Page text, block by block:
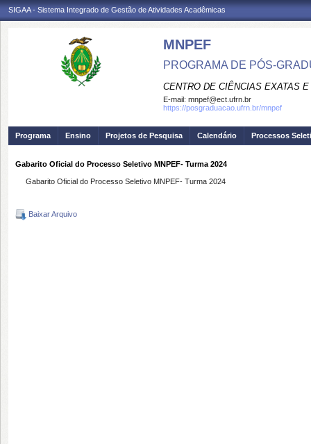
SIGAA - Sistema Integrado de Gestão de Atividades Acadêmicas
MNPEF
PROGRAMA DE PÓS-
CENTRO DE CIÊNCIAS EXATAS
E-mail: mnpef@ect.ufrn.br
https://posgraduacao.ufrn.br/mnpef
Programa Ensino Projetos de Pesquisa Calendário Processos
Gabarito Oficial do Processo Seletivo MNPEF- Turma 2024
Gabarito Oficial do Processo Seletivo MNPEF- Turma 2024
Baixar Arquivo